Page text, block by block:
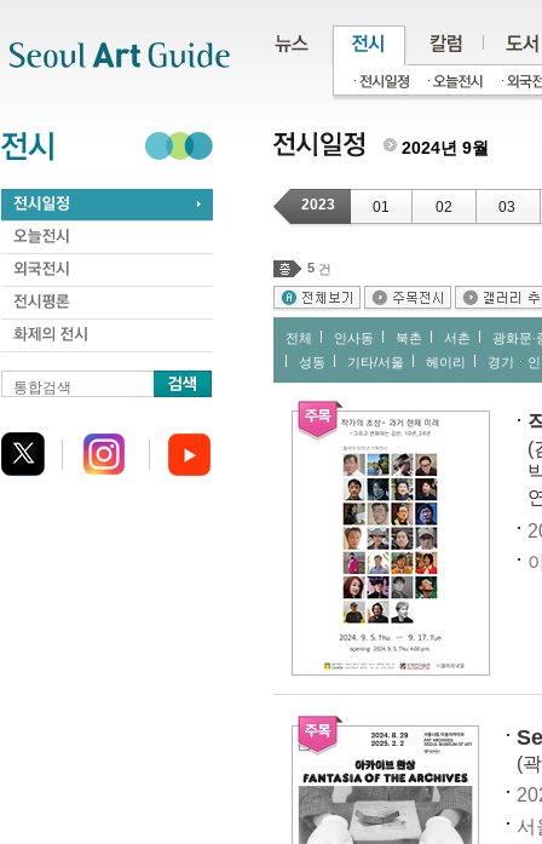
통합검색
2024년 9월
2023 01 02 03
5 건
전체 인사동 북촌 서촌
광화문∙
성동
기타/서울 헤이리 경기ㆍ
(
(
서